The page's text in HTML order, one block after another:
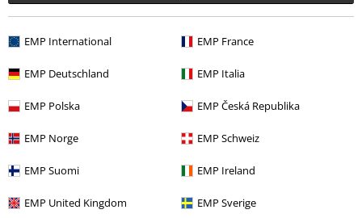
EMP International EMP France
EMP Deutschland EMP Italia
EMP Polska EMP Česká Republika
EMP Norge EMP Schweiz
EMP Suomi EMP Ireland
EMP United Kingdom EMP Sverige
%
Más categorías. Más opciones